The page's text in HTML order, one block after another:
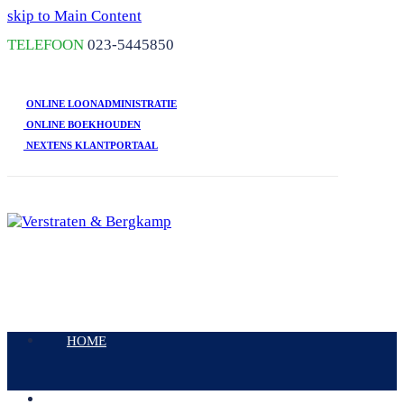
skip to Main Content
TELEFOON 023-5445850
ONLINE LOONADMINISTRATIE
ONLINE BOEKHOUDEN
NEXTENS KLANTPORTAAL
Mobile
HOME